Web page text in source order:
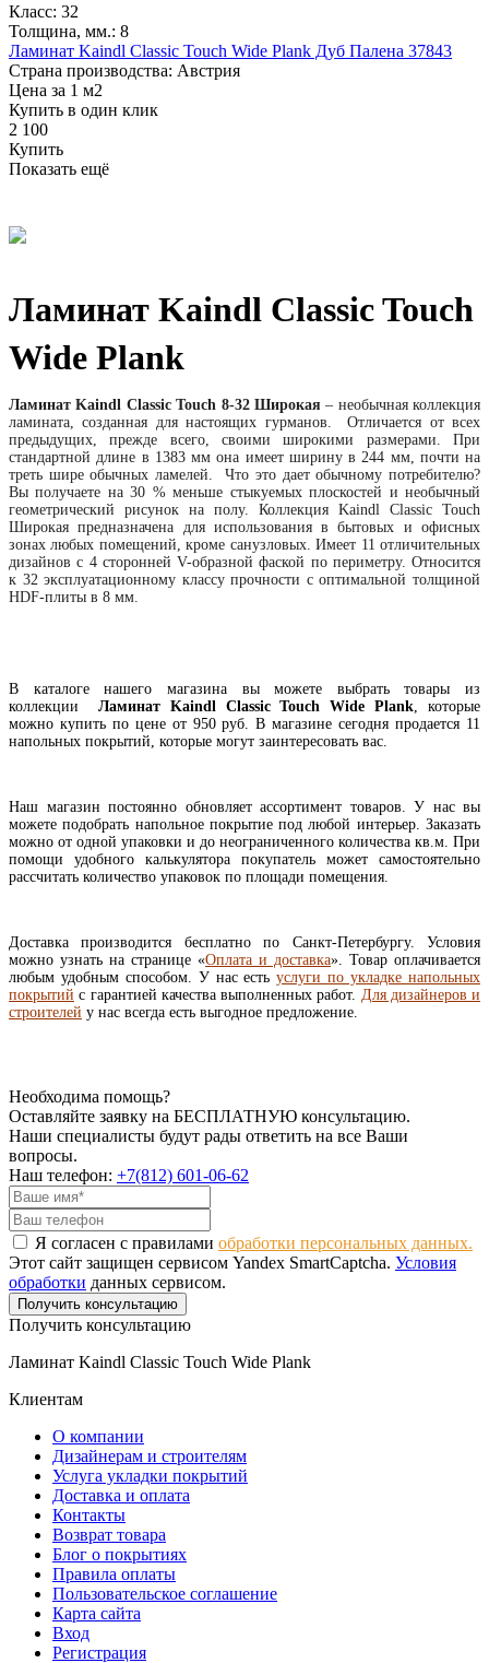
Класс: 32
Толщина, мм.: 8
Ламинат Kaindl Classic Touch Wide Plank Дуб Палена 37843
Страна производства: Австрия
Цена за 1 м2
Купить в один клик
2 100
Купить
Показать ещё
Ламинат Kaindl Classic Touch
Wide Plank
Ламинат Kaindl Classic Touch 8-32 Широкая – необычная коллекция
ламината, созданная для настоящих гурманов. Отличается от всех
предыдущих, прежде всего, своими широкими размерами. При
стандартной длине в 1383 мм она имеет ширину в 244 мм, почти на
треть шире обычных ламелей. Что это дает обычному потребителю?
Вы получаете на 30 % меньше стыкуемых плоскостей и необычный
геометрический рисунок на полу. Коллекция Kaindl Classic Touch
Широкая предназначена для использования в бытовых и офисных
зонах любых помещений, кроме санузловых. Имеет 11 отличительных
дизайнов с 4 сторонней V-образной фаской по периметру. Относится
к 32 эксплуатационному классу прочности с оптимальной толщиной
HDF-плиты в 8 мм.
В каталоге нашего магазина вы можете выбрать товары из
коллекции Ламинат Kaindl Classic Touch Wide Plank , которые
можно купить по цене от 950 руб. В магазине сегодня продается 11
напольных покрытий, которые могут заинтересовать вас.
Наш магазин постоянно обновляет ассортимент товаров. У нас вы
можете подобрать напольное покрытие под любой интерьер. Заказать
можно от одной упаковки и до неограниченного количества кв.м. При
помощи удобного калькулятора покупатель может самостоятельно
рассчитать количество упаковок по площади помещения.
Доставка производится бесплатно по Санкт-Петербургу. Условия
можно узнать на странице «Оплата и доставка». Товар оплачивается
любым удобным способом. У нас естьуслуги по укладке напольных
покрытий с гарантией качества выполненных работ. Для дизайнеров и
строителей у нас всегда есть выгодное предложение.
Необходима помощь?
Оставляйте заявку на БЕСПЛАТНУЮ консультацию.
Наши специалисты будут рады ответить на все Ваши
вопросы.
Наш телефон: +7(812) 601-06-62
Я согласен с правилами обработки персональных данных.
Этот сайт защищен сервисом Yandex SmartCaptcha. Условия
обработки данных сервисом.
Получить консультацию
Получить консультацию
Ламинат Kaindl Classic Touch Wide Plank
Клиентам
О компании
Дизайнерам и строителям
Услуга укладки покрытий
Доставка и оплата
Контакты
Возврат товара
Блог о покрытиях
Правила оплаты
Пользовательское соглашение
Карта сайта
Вход
Регистрация